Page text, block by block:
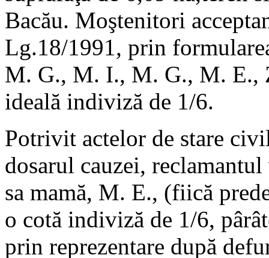
Bacău. Moştenitori
Lg.18/1991, prin
M. G., M. I., M. G., M. E.,
ideală indiviză de 1/6.
Potrivit actelor de stare
dosarul cauzei,
sa mamă, M. E., (fiică
o cotă indiviză de 1/6,
prin reprezentare după